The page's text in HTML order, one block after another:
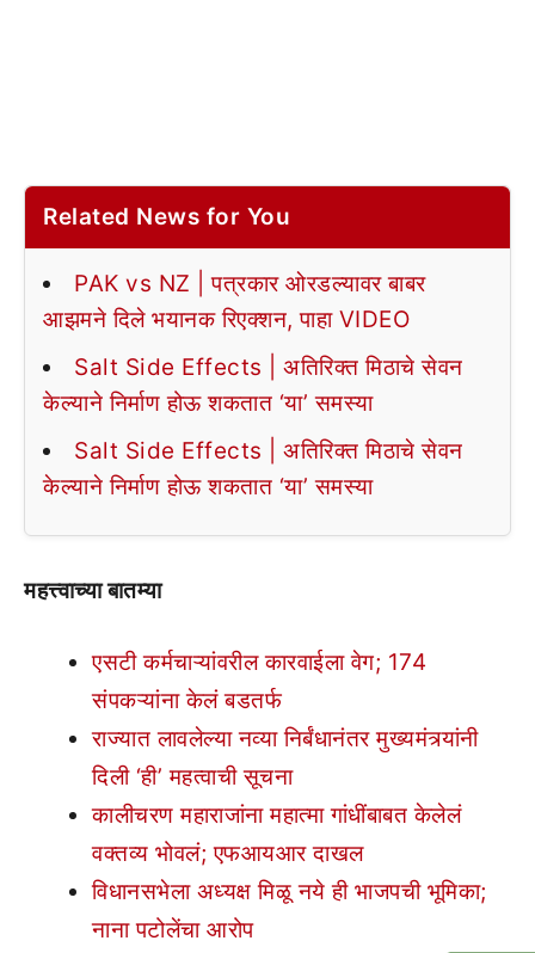
Related News for You
PAK vs NZ | पत्रकार ओरडल्यावर बाबर
आझमने दिले भयानक रिएक्शन, पाहा VIDEO
Salt Side Effects | अतिरिक्त मिठाचे सेवन
केल्याने निर्माण होऊ शकतात ‘या’ समस्या
Salt Side Effects | अतिरिक्त मिठाचे सेवन
केल्याने निर्माण होऊ शकतात ‘या’ समस्या
महत्त्वाच्या बातम्या
एसटी कर्मचाऱ्यांवरील कारवाईला वेग; 174
संपकऱ्यांना केलं बडतर्फ
राज्यात लावलेल्या नव्या निर्बंधानंतर मुख्यमंत्र्यांनी
दिली ‘ही’ महत्वाची सूचना
कालीचरण महाराजांना महात्मा गांधींबाबत केलेलं
वक्तव्य भोवलं; एफआयआर दाखल
विधानसभेला अध्यक्ष मिळू नये ही भाजपची भूमिका;
नाना पटोलेंचा आरोप